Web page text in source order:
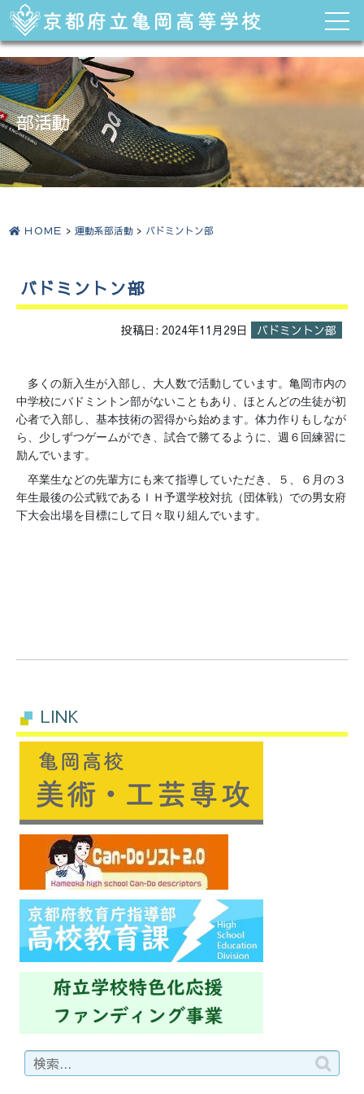
部活動
ＨＯＭＥ >運動系部活動 > バドミントン部
バドミントン部
投稿日: 2024年11月29日 バドミントン部
多くの新入生が入部し、大人数で活動しています。亀岡市内の
中学校にバドミントン部がないこともあり、ほとんどの生徒が初
心者で入部し、基本技術の習得から始めます。体力作りもしなが
ら、少しずつゲームができ、試合で勝てるように、週６回練習に
励んでいます。
卒業生などの先輩方にも来て指導していただき、５、６月の３
年生最後の公式戦であるＩＨ予選学校対抗（団体戦）での男女府
下大会出場を目標にして日々取り組んでいます。
LINK